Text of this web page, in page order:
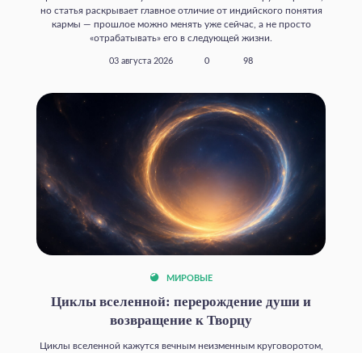
но статья раскрывает главное отличие от индийского понятия
кармы — прошлое можно менять уже сейчас, а не просто
«отрабатывать» его в следующей жизни.
03 августа 2026 0 98
МИРОВЫЕ
Циклы вселенной: перерождение души и
возвращение к Творцу
Циклы вселенной кажутся вечным неизменным круговоротом,